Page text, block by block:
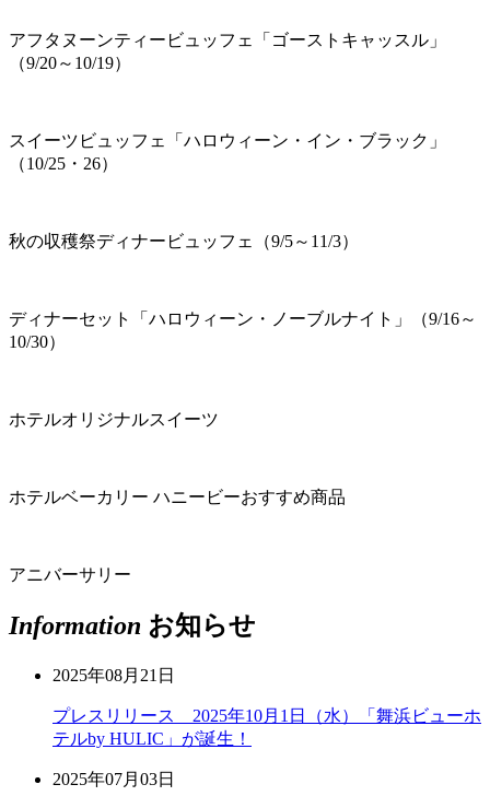
アフタヌーンティービュッフェ「ゴーストキャッスル」
（9/20～10/19）
スイーツビュッフェ「ハロウィーン・イン・ブラック」
（10/25・26）
秋の収穫祭ディナービュッフェ（9/5～11/3）
ディナーセット「ハロウィーン・ノーブルナイト」（9/16～
10/30）
ホテルオリジナルスイーツ
ホテルベーカリー ハニービーおすすめ商品
アニバーサリー
Information お知らせ
2025年08月21日
プレスリリース 2025年10月1日（水）「舞浜ビューホ
テルby HULIC」が誕生！
2025年07月03日